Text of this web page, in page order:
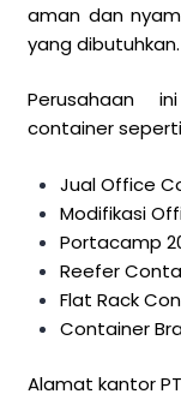
aman dan
yang dibutuhkan.
Perusahaan
container
Jual Office
Modifikasi
Portacamp
Reefer
Flat Rack
Container
Alamat kantor